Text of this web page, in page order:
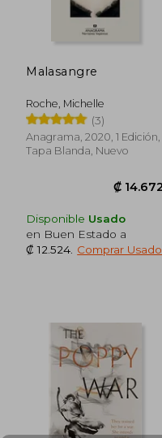
Malasangre
Roche, Michelle
(3)
Anagrama, 2020, 1 Edición,
Tapa Blanda, Nuevo
Disponible Usado
en Buen Estado a
₡ 12.524 Comprar Usado